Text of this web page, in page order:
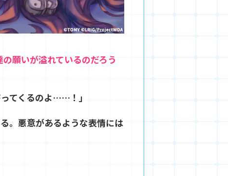
願いが溢れているのだろう
てくるのよ……！」
。悪意があるような表情には